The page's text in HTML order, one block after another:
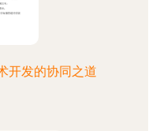
开发的协同之道